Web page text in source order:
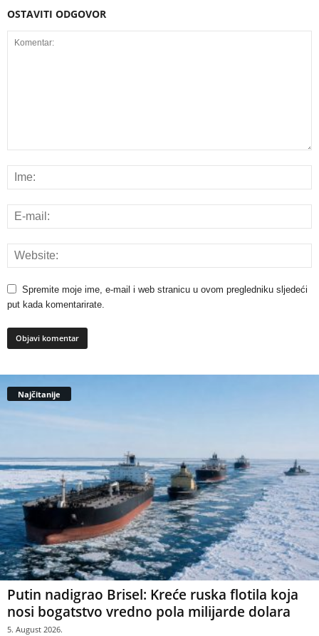
OSTAVITI ODGOVOR
Spremite moje ime, e-mail i web stranicu u ovom pregledniku sljedeći
put kada komentarirate.
Najčitanije
Putin nadigrao Brisel: Kreće ruska flotila koja
nosi bogatstvo vredno pola milijarde dolara
5. August 2026.